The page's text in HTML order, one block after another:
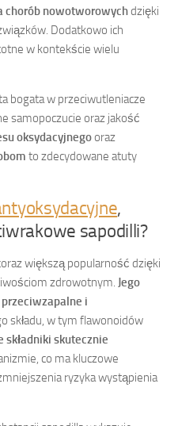
chorób nowotworowychdzięki
Dodatkowo ich
w kontekście wielu
bogata w przeciwutleniacze
samopoczucie oraz jakość
oksydacyjnegooraz
to zdecydowane atuty
,
sapodilli?
większą popularność dzięki
zdrowotnym. Jego
i
składu, w tym flawonoidów
składniki skutecznie
co ma kluczowe
ryzyka wystąpienia